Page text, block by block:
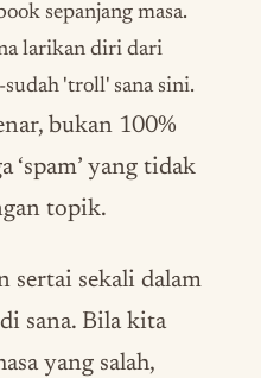
sepanjang masa.
larikan diri dari
sudah 'troll' sana sini.
bukan 100%
‘spam’ yang tidak
topik.
sertai sekali dalam
sana. Bila kita
yang salah,